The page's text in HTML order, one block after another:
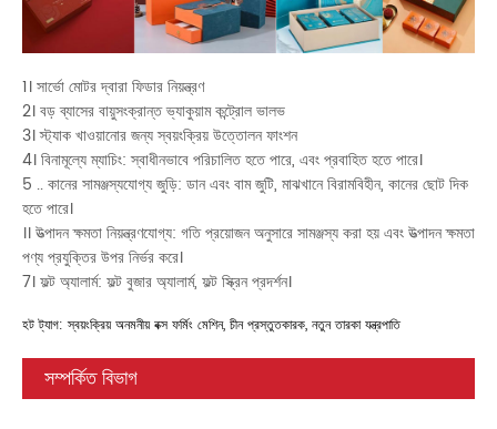
1। সার্ভো মোটর দ্বারা ফিডার নিয়ন্ত্রণ
2। বড় ব্যাসের বায়ুসংক্রান্ত ভ্যাকুয়াম কন্ট্রোল ভালভ
3। স্ট্যাক খাওয়ানোর জন্য স্বয়ংক্রিয় উত্তোলন ফাংশন
4। বিনামূল্যে ম্যাচিং: স্বাধীনভাবে পরিচালিত হতে পারে, এবং প্রবাহিত হতে পারে।
5 .. কানের সামঞ্জস্যযোগ্য জুড়ি: ডান এবং বাম জুটি, মাঝখানে বিরামবিহীন, কানের ছোট দিক
হতে পারে।
।। উত্পাদন ক্ষমতা নিয়ন্ত্রণযোগ্য: গতি প্রয়োজন অনুসারে সামঞ্জস্য করা হয় এবং উত্পাদন ক্ষমতা
পণ্য প্রযুক্তির উপর নির্ভর করে।
7। ফল্ট অ্যালার্ম: ফল্ট বুজার অ্যালার্ম, ফল্ট স্ক্রিন প্রদর্শন।
হট ট্যাগ: স্বয়ংক্রিয় অনমনীয় বক্স ফর্মিং মেশিন, চীন প্রস্তুতকারক, নতুন তারকা যন্ত্রপাতি
সম্পর্কিত বিভাগ